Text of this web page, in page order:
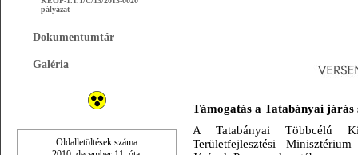
pályázat
Dokumentumtár
Galéria
Oldalletöltések száma
Támogatás a Tatabányai járás
A Tatabányai Többcélú
Területfejlesztési